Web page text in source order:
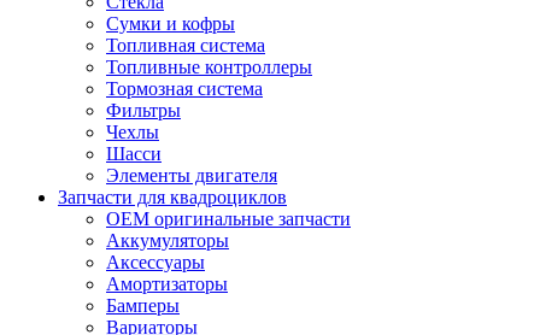
Сумки и кофры
Топливная система
Топливные контроллеры
Тормозная система
Фильтры
Чехлы
Шасси
Элементы двигателя
Запчасти для квадроциклов
OEM оригинальные запчасти
Аккумуляторы
Аксессуары
Амортизаторы
Бамперы
Вариаторы